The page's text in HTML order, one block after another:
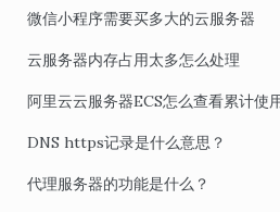
微信小程序需要买多大的云服务器
云服务器内存占用太多怎么处理
阿里云云服务器ECS怎么查看累计使
DNS https记录是什么意思？
代理服务器的功能是什么？